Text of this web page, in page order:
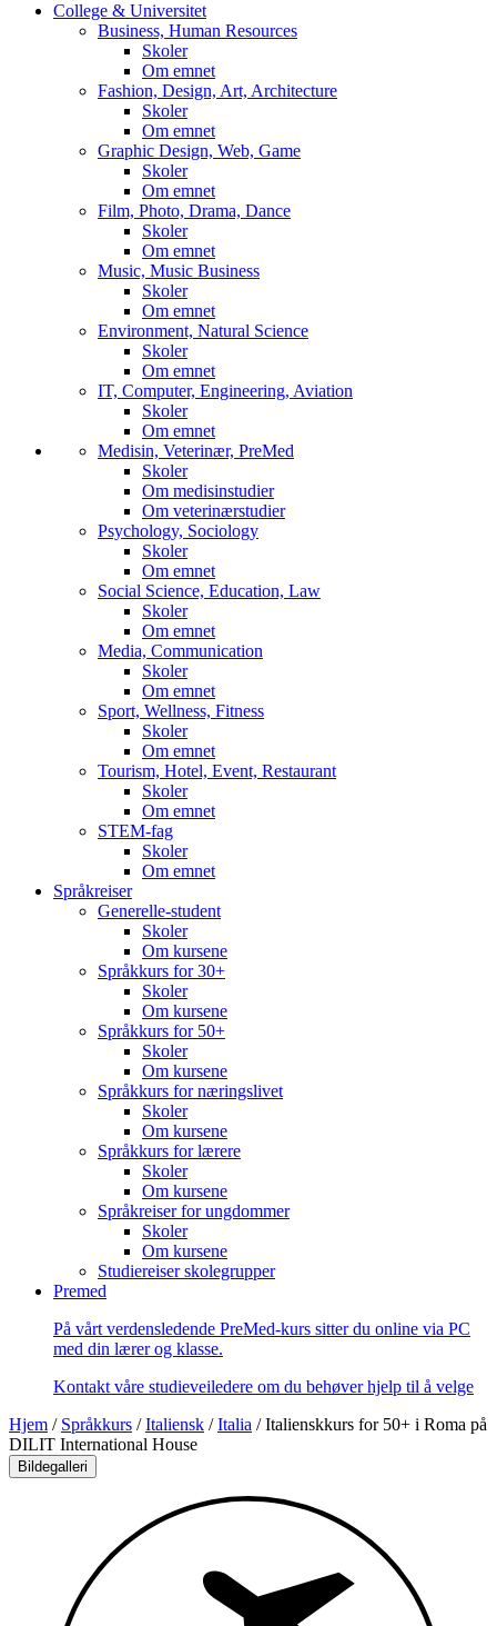
College & Universitet
Business, Human Resources
Skoler
Om emnet
Fashion, Design, Art, Architecture
Skoler
Om emnet
Graphic Design, Web, Game
Skoler
Om emnet
Film, Photo, Drama, Dance
Skoler
Om emnet
Music, Music Business
Skoler
Om emnet
Environment, Natural Science
Skoler
Om emnet
IT, Computer, Engineering, Aviation
Skoler
Om emnet
Medisin, Veterinær, PreMed
Skoler
Om medisinstudier
Om veterinærstudier
Psychology, Sociology
Skoler
Om emnet
Social Science, Education, Law
Skoler
Om emnet
Media, Communication
Skoler
Om emnet
Sport, Wellness, Fitness
Skoler
Om emnet
Tourism, Hotel, Event, Restaurant
Skoler
Om emnet
STEM-fag
Skoler
Om emnet
Språkreiser
Generelle-student
Skoler
Om kursene
Språkkurs for 30+
Skoler
Om kursene
Språkkurs for 50+
Skoler
Om kursene
Språkkurs for næringslivet
Skoler
Om kursene
Språkkurs for lærere
Skoler
Om kursene
Språkreiser for ungdommer
Skoler
Om kursene
Studiereiser skolegrupper
Premed
På vårt verdensledende PreMed-kurs sitter du online via PC
med din lærer og klasse.
Kontakt våre studieveiledere om du behøver hjelp til å velge
Hjem / Språkkurs /Italiensk /Italia /Italienskkurs for 50+ i Roma på
DILIT International House
Bildegalleri